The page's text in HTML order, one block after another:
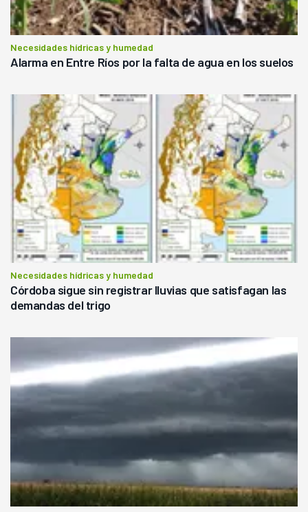
Necesidades hídricas y humedad
Alarma en Entre Ríos por la falta de agua en los suelos
Necesidades hídricas y humedad
Córdoba sigue sin registrar lluvias que satisfagan las
demandas del trigo